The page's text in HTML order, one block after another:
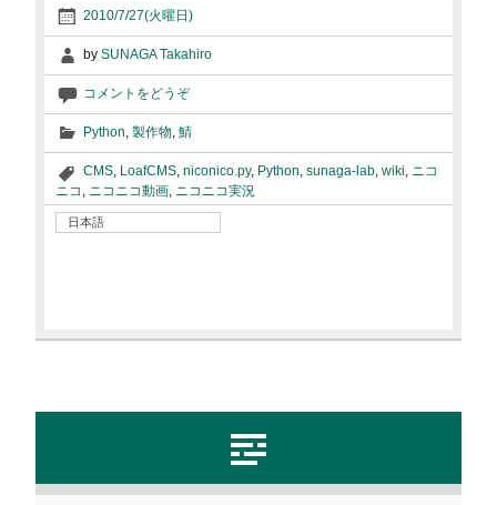
2010/7/27(火曜日)
by SUNAGA Takahiro
コメントをどうぞ
Python, 製作物, 鯖
CMS, LoafCMS, niconico.py, Python, sunaga-lab, wiki, ニコ
ニコ , ニコニコ動画, ニコニコ実況
日本語